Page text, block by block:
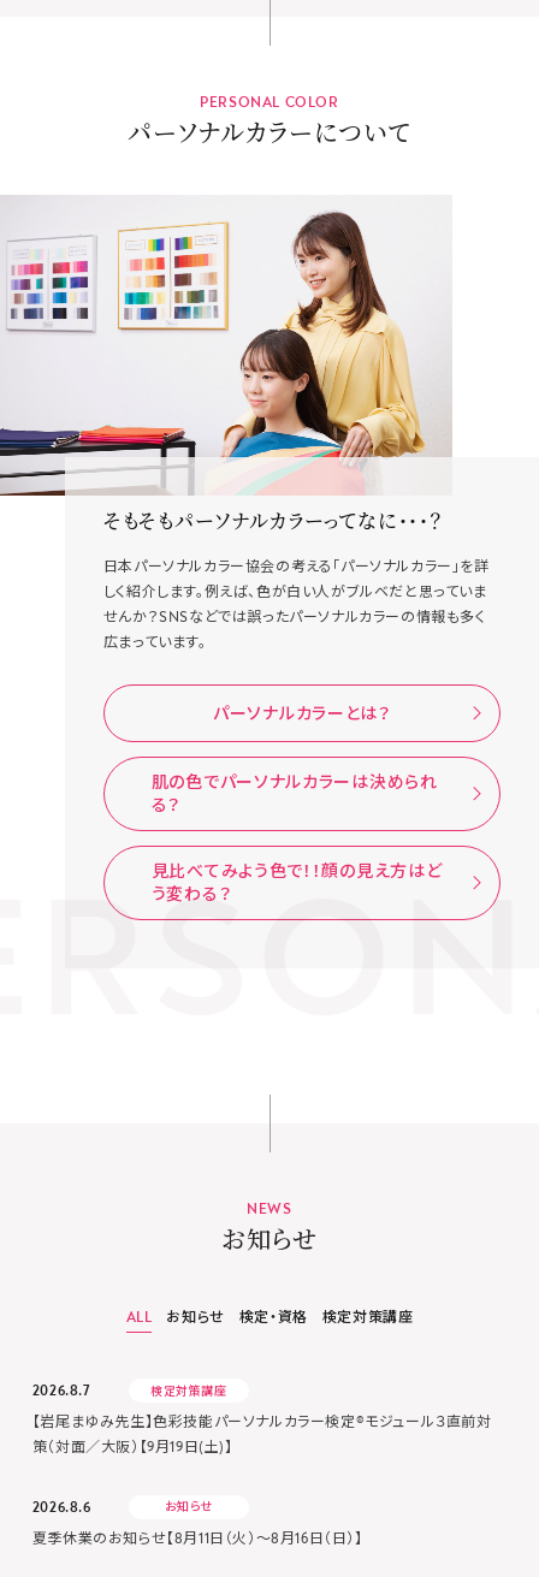
PERSONAL COLOR
パーソナルカラーについて
そもそもパーソナルカラーってなに・・・？
日本パーソナルカラー協会の考える「パーソナルカラー」を詳
しく紹介します。例えば、色が白い人がブルベだと思っていま
せんか？SNSなどでは誤ったパーソナルカラーの情報も多く
広まっています。
パーソナルカラーとは？
肌の色でパーソナルカラーは決められ
る？
見比べてみよう色で！！顔の見え方はど
う変わる？
NEWS
お知らせ
ALL お知らせ 検定・資格 検定対策講座
2026.8.7 検定対策講座
【岩尾まゆみ先生】色彩技能パーソナルカラー検定®モジュール３直前対
策（対面／大阪）【9月19日(土)】
2026.8.6 お知らせ
夏季休業のお知らせ【8月11日（火）～8月16日（日）】